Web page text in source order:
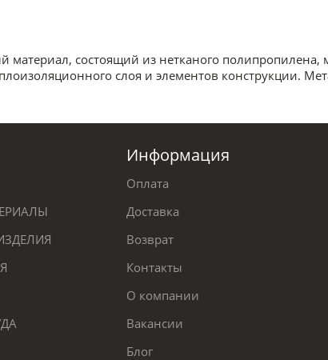
состоящий из нетканого
слоя и элементов конструкции.
Информация
Оплата
Доставка
Возврат
Контакты
О компании
Вакансии
Блог